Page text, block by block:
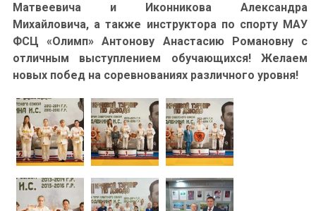
Матвеевича и Иконникова Александра
Михайловича, а также инструктора по спорту МАУ
ФСЦ «Олимп» Антонову Анастасию Романовну с
отличным выступлением обучающихся! Желаем
новых побед на соревнованиях различного уровня!